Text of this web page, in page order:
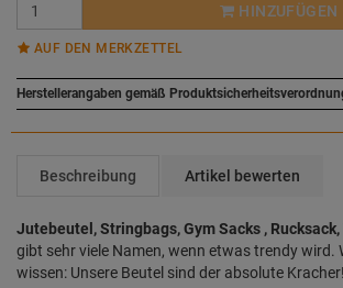
HINZUFÜGEN
AUF DEN MERKZETTEL
Herstellerangaben gemäß
Beschreibung Artikel bewerten
Jutebeutel, Stringbags, Gym Sacks , Rucksack,
gibt sehr viele Namen, wenn etwas trendy wird.
wissen: Unsere Beutel sind der absolute Kracher!